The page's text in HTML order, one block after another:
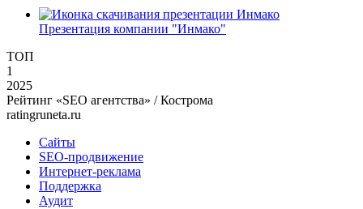
Презентация компании "Инмако"
ТОП
1
2025
Рейтинг «SEO агентства» / Кострома
ratingruneta.ru
Сайты
SEO-продвижение
Интернет-реклама
Поддержка
Аудит